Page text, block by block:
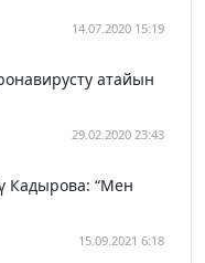
14.07.2020 15:19
атайын
29.02.2020 23:43
Кадырова: “Мен
15.09.2021 6:18